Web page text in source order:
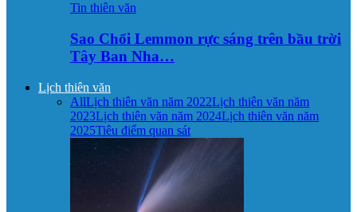
Tin thiên văn
Sao Chổi Lemmon rực sáng trên bầu trời
Tây Ban Nha…
Lịch thiên văn
AllLịch thiên văn năm 2022Lịch thiên văn năm
2023Lịch thiên văn năm 2024Lịch thiên văn năm
2025Tiêu điểm quan sát